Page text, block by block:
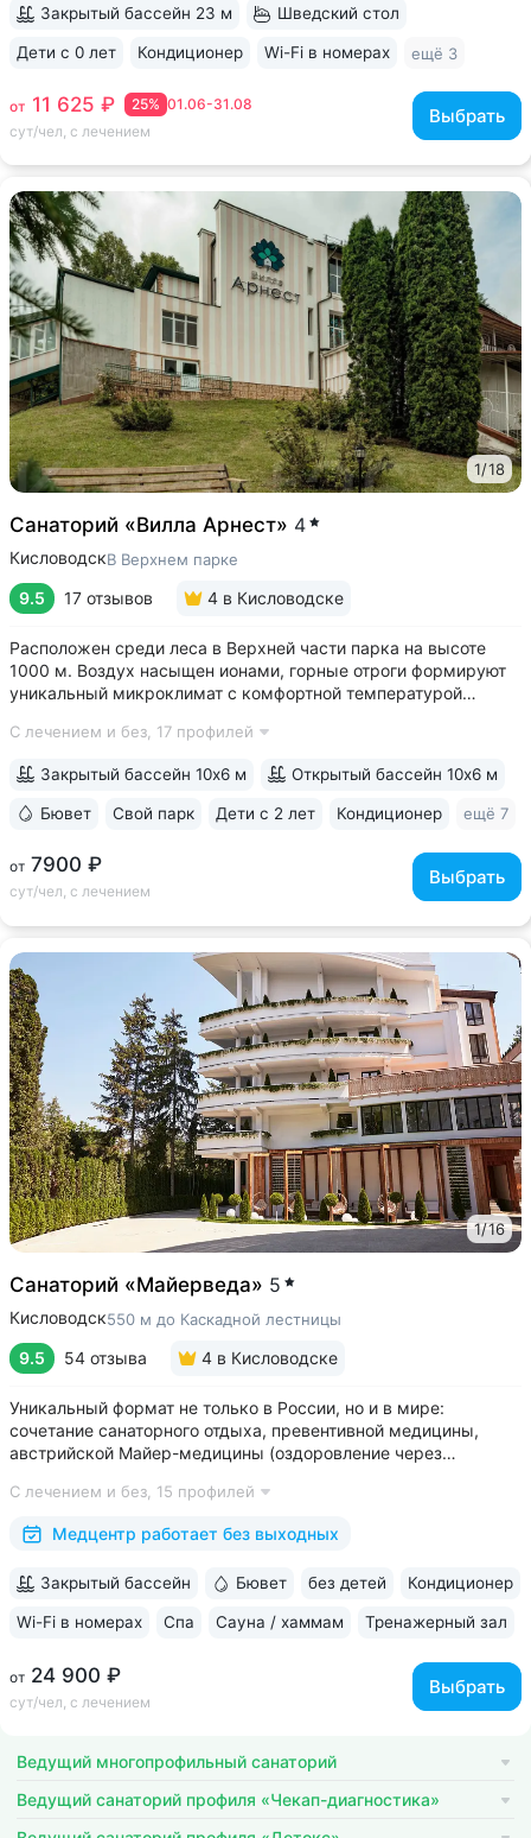
01.06-31.08
25%
от 11 625 ₽
сут/чел, с лечением
Выбрать
Закрытый бассейн 23 м Шведский стол
Дети с 0 лет Кондиционер Wi-Fi в номерах ещё 3
1/18
Санаторий «Вилла Арнест» 4
КисловодскВ Верхнем парке
9.5 17 отзывов 4 в Кисловодске
Расположен среди леса в Верхней части парка на высоте
1000 м. Воздух насыщен ионами, горные отроги формируют
уникальный микроклимат с комфортной температурой
№ 2Б Кисловодского парка • Один из лучших вариантов для
С лечением и без, 17 профилей
от 7900 ₽
сут/чел, с лечением
Выбрать
Закрытый бассейн 10х6 м Открытый бассейн 10х6 м
Бювет Свой парк Дети с 2 лет Кондиционер ещё 7
1/16
Санаторий «Майерведа» 5
Кисловодск550 м до Каскадной лестницы
9.5 54 отзыва 4 в Кисловодске
Уникальный формат не только в России, но и в мире:
сочетание санаторного отдыха, превентивной медицины,
австрийской Майер-медицины (оздоровление через
Победитель международной премии The World Luxury Awards.
Премия «Вояж» за лучший велнес-проект...
С лечением и без, 15 профилей
Медцентр работает без выходных
от 24 900 ₽
сут/чел, с лечением
Выбрать
Закрытый бассейн Бювет без детей Кондиционер
Wi-Fi в номерах Спа Сауна / хаммам Тренажерный зал
Ведущий многопрофильный санаторий
Ведущий санаторий профиля «Чекап-диагностика»